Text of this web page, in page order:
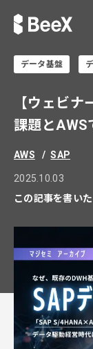
データ基盤
【ウェビ
課題とAWS
AWS SAP
2025.10.03
この記事を書い